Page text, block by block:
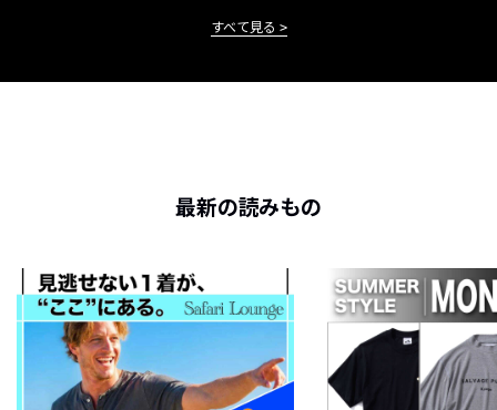
すべて見る
最新の読みもの